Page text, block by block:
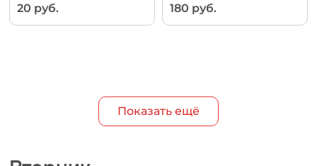
20 руб. 180 руб.
Показать ещё